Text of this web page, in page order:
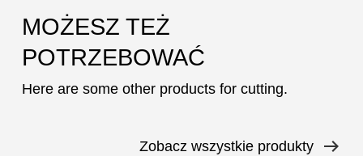
MOŻESZ TEŻ
POTRZEBOWAĆ
Here are some other products for cutting.
Zobacz wszystkie produkty